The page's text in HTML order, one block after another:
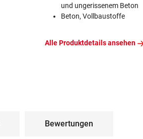
und ungerissenem Beton
Beton, Vollbaustoffe
Alle Produktdetails ansehen
Bewertungen